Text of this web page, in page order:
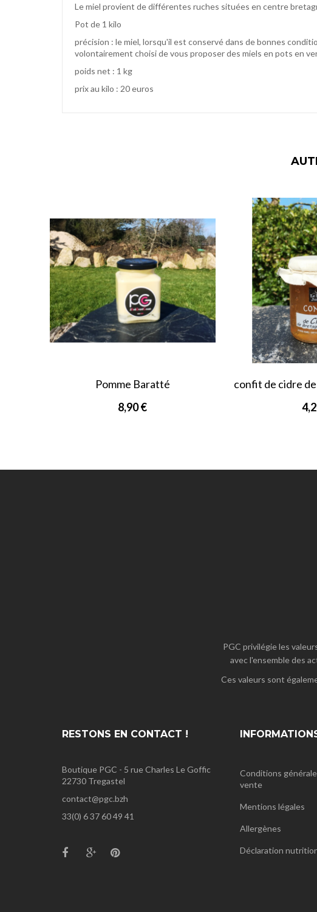
Le miel provient de différentes ruches situées en centre
Pot de 1 kilo
précision : le miel, lorsqu'il est conservé dans de bonnes
volontairement choisi de vous proposer des miels en pots en
poids net : 1 kg
prix au kilo : 20 euros
Pomme Baratté
8,90 €
confit de cidre
PGC privilégie les
avec l'ensemble des
Ces valeurs sont
RESTONS EN CONTACT !
Boutique PGC - 5 rue Charles Le Goffic
22730 Tregastel
contact@pgc.bzh
33(0) 6 37 60 49 41
Conditions
vente
Mentions légales
Allergènes
Déclaration